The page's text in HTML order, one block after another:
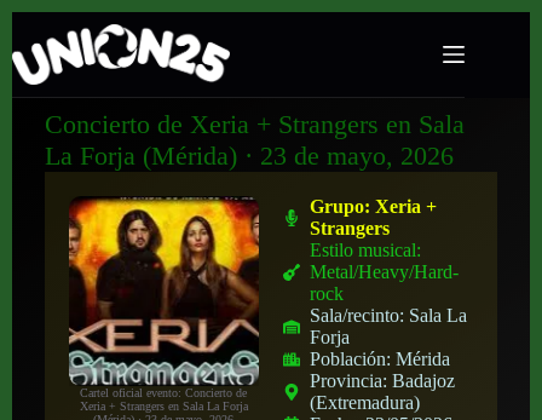
Concierto de Xeria + Strangers en Sala
La Forja (Mérida) · 23 de mayo, 2026
Cartel oficial evento: Concierto de
Xeria + Strangers en Sala La Forja
Grupo:Xeria +
Strangers
Estilo musical:
Metal/Heavy/Hard-
rock
Sala/recinto: Sala La
Forja
Población:Mérida
Provincia:Badajoz
(Extremadura)